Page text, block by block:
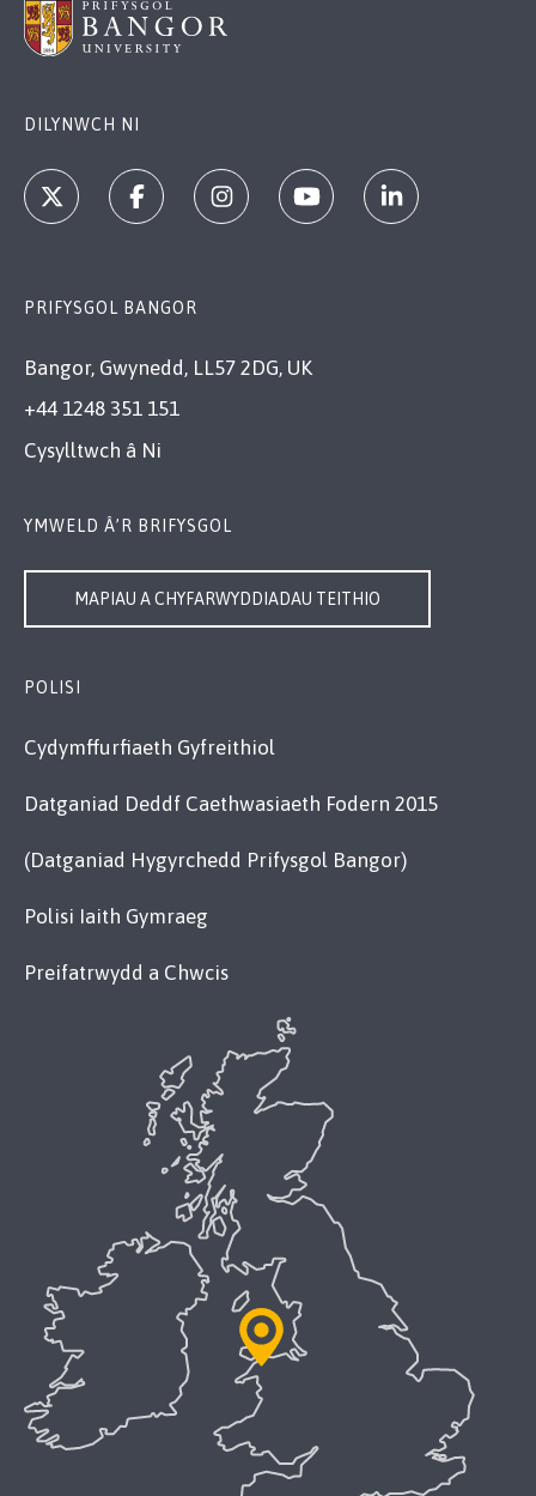
DILYNWCH NI
PRIFYSGOL BANGOR
Bangor, Gwynedd, LL57 2DG, UK
+44 1248 351 151
Cysylltwch â Ni
YMWELD Â’R BRIFYSGOL
MAPIAU A CHYFARWYDDIADAU TEITHIO
POLISI
Cydymffurfiaeth Gyfreithiol
Datganiad Deddf Caethwasiaeth Fodern 2015
(Datganiad Hygyrchedd Prifysgol Bangor)
Polisi Iaith Gymraeg
Preifatrwydd a Chwcis